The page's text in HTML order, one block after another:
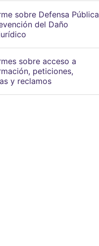
sobre Defensa Pública
del Daño
sobre acceso a
peticiones,
y reclamos